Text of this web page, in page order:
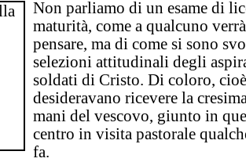
Non parliamo di un esame di
maturità, come a qualcuno
pensare, ma di come si sono
selezioni attitudinali degli
soldati di Cristo. Di coloro,
desideravano ricevere la
mani del vescovo, giunto in
centro in visita pastorale
fa.